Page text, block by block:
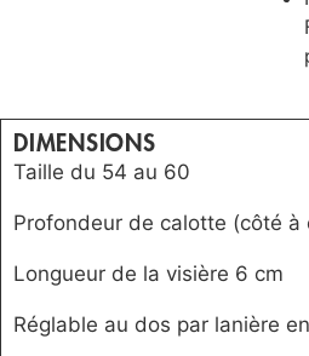
DIMENSIONS
Taille du 54 au 60
Profondeur de calotte (côté à
Longueur de la visière 6 cm
Réglable au dos par lanière